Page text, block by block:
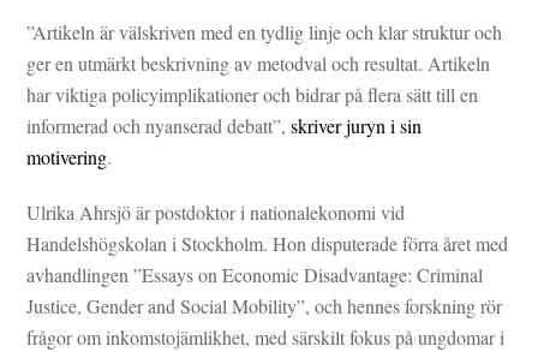
”Artikeln är välskriven med en tydlig linje och klar struktur och
ger en utmärkt beskrivning av metodval och resultat. Artikeln
har viktiga policyimplikationer och bidrar på flera sätt till en
informerad och nyanserad debatt”,skriver juryn i sin
motivering.
Ulrika Ahrsjö är postdoktor i nationalekonomi vid
Handelshögskolan i Stockholm. Hon disputerade förra året med
avhandlingen ”Essays on Economic Disadvantage: Criminal
Justice, Gender and Social Mobility”, och hennes forskning rör
frågor om inkomstojämlikhet, med särskilt fokus på ungdomar i